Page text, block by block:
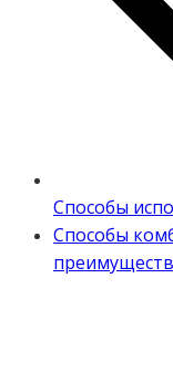
Способы
Способы